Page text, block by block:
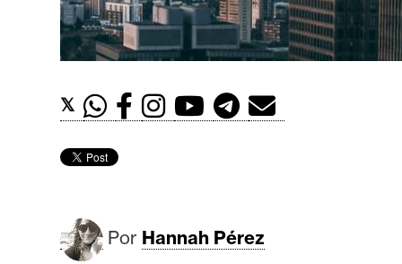
t
h
e
e
m
I
A
𝕏
Por Hannah Pérez